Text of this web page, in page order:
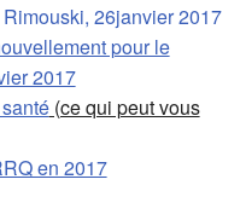
26janvier 2017
pour le
2017
(ce qui peut vous
en 2017